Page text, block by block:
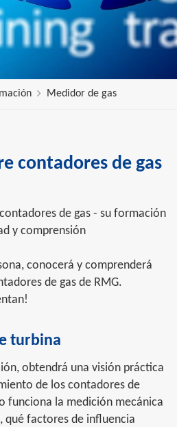
Medidor de gas
contadores de gas
de gas - su formación
y comprensión
conocerá y comprenderá
de gas de RMG.
turbina
obtendrá una visión práctica
de los contadores de
funciona la medición mecánica
qué factores de influencia